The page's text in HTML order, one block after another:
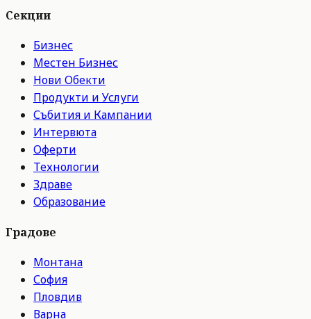
Секции
Бизнес
Местен Бизнес
Нови Обекти
Продукти и Услуги
Събития и Кампании
Интервюта
Оферти
Технологии
Здраве
Образование
Градове
Монтана
София
Пловдив
Варна